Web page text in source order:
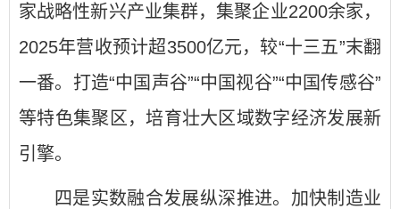
家战略性新兴产业集群，集聚企业2200余家，
2025年营收预计超3500亿元，较“十三五”末翻
一番。打造“中国声谷”“中国视谷”“中国传感谷”
等特色集聚区，培育壮大区域数字经济发展新
引擎。
四是实数融合发展纵深推进。加快制造业